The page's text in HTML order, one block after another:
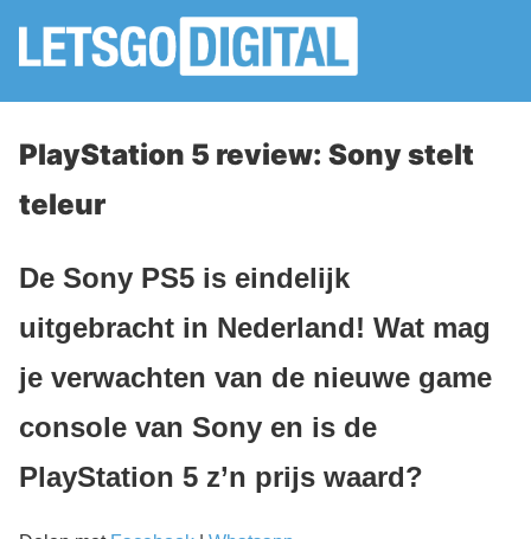
PlayStation 5 review: Sony stelt
teleur
De Sony PS5 is eindelijk
uitgebracht in Nederland! Wat mag
je verwachten van de nieuwe game
console van Sony en is de
PlayStation 5 z’n prijs waard?